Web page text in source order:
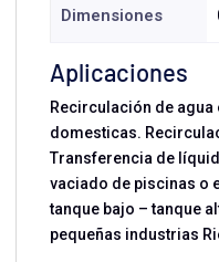
Dimensiones
Aplicaciones
Recirculación de agua
domesticas.
Transferencia de
vaciado de piscinas o
tanque bajo – tanque
pequeñas industrias